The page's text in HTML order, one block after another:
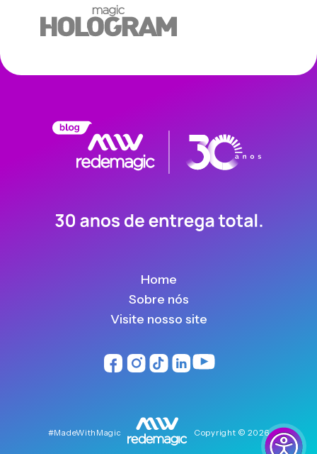
Home
Sobre nós
Visite nosso site
#MadeWithMagic Copyright © 2026